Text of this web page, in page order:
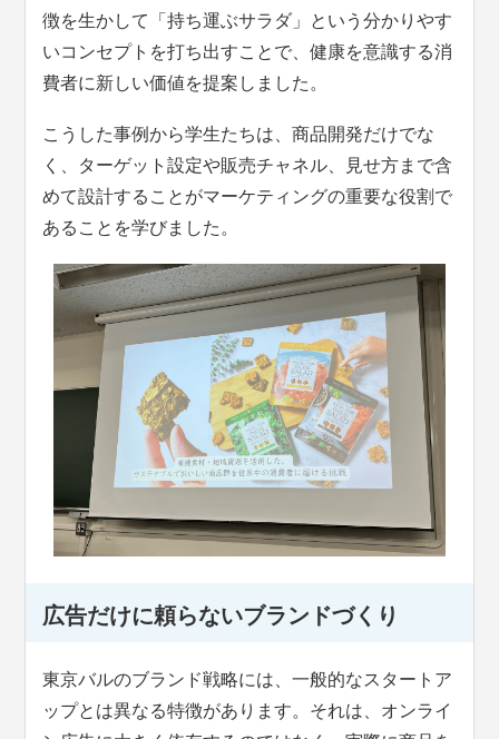
徴を生かして「持ち運ぶサラダ」という分かりやす
いコンセプトを打ち出すことで、健康を意識する消
費者に新しい価値を提案しました。
こうした事例から学生たちは、商品開発だけでな
く、ターゲット設定や販売チャネル、見せ方まで含
めて設計することがマーケティングの重要な役割で
あることを学びました。
広告だけに頼らないブランドづくり
東京バルのブランド戦略には、一般的なスタートア
ップとは異なる特徴があります。それは、オンライ